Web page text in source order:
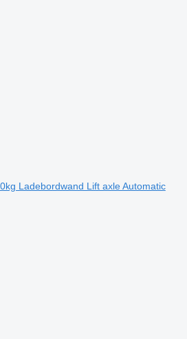
Ladebordwand Lift axle Automatic